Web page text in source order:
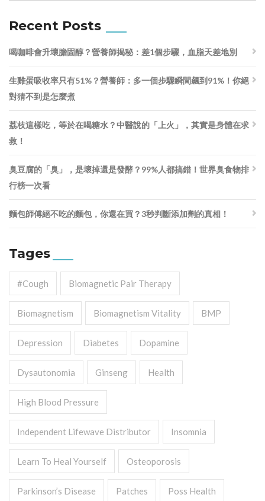
Recent Posts
喝咖啡會升壞膽固醇？營養師揭秘：差1個步驟，血脂天差地別
生雞蛋吸收率只有51%？營養師：多一個步驟瞬間飆到91%！你絕
對猜不到是怎麼煮
荔枝這樣吃，等於在喝糖水？中醫說的「上火」，其實是身體在求
救！
臭豆腐的「臭」，是壞掉還是發酵？99%人都搞錯！世界臭食物排
行榜一次看
麵包師傅絕不吃的麵包，你還在買？3秒判斷添加劑的真相！
Tages
#cough Biomagnetic Pair Therapy
Biomagnetism Biomagnetism Vitality BMP
Depression Diabetes Dopamine
Dysautonomia Ginseng Health
High Blood Pressure
Independent Lifewave Distributor Insomnia
Learn To Heal Yourself Osteoporosis
Parkinson’s Disease Patches Poss Health